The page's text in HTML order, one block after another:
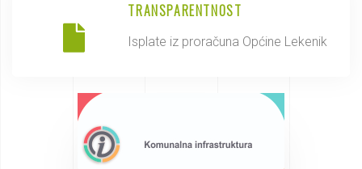
TRANSPARENTNOST
Isplate iz proračuna Općine Lekenik